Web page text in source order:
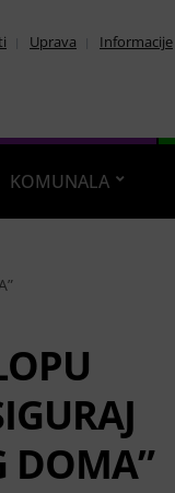
Uprava Informacije
KOMUNALA
DOMA”